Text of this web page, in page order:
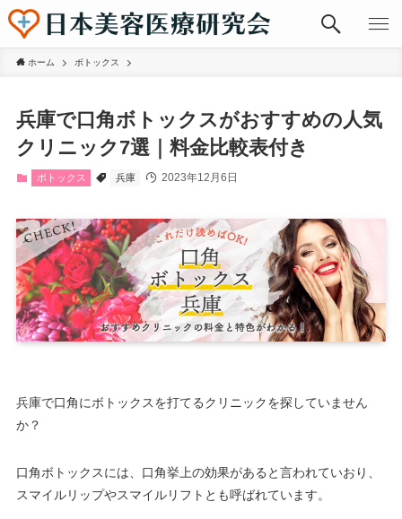
ホーム ボトックス
兵庫で口角ボトックスがおすすめの人気
クリニック7選｜料金比較表付き
ボトックス 兵庫 2023年12月6日
兵庫で口角にボトックスを打てるクリニックを探していません
か？
口角ボトックスには、口角挙上の効果があると言われていおり、
スマイルリップやスマイルリフトとも呼ばれています。